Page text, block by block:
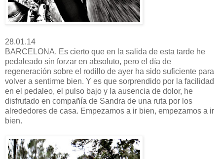
28.01.14
BARCELONA. Es cierto que en la salida de esta tarde he
pedaleado sin forzar en absoluto, pero el día de
regeneración sobre el rodillo de ayer ha sido suficiente para
volver a sentirme bien. Y es que sorprendido por la facilidad
en el pedaleo, el pulso bajo y la ausencia de dolor, he
disfrutado en compañía de Sandra de una ruta por los
alrededores de casa. Empezamos a ir bien, empezamos a ir
bien.